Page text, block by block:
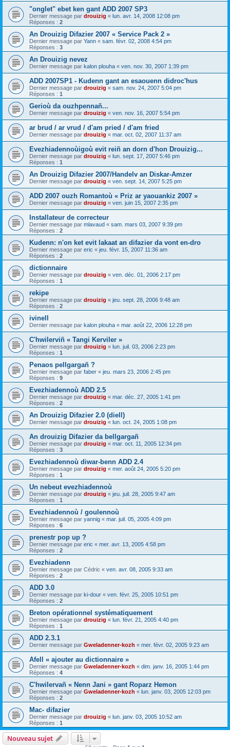
"onglet" ebet ken gant ADD 2007 SP3
Dernier message par drouizig « lun. avr. 14, 2008 12:08 pm
Réponses : 2
An Drouizig Difazier 2007 « Service Pack 2 »
Dernier message par Yann « sam. févr. 02, 2008 4:54 pm
Réponses : 3
An Drouizig nevez
Dernier message par kalon plouha « ven. nov. 30, 2007 1:39 pm
ADD 2007SP1 - Kudenn gant an esaouenn didroc'hus
Dernier message par drouizig « sam. nov. 24, 2007 5:04 pm
Réponses : 1
Gerioù da ouzhpennañ...
Dernier message par drouizig « ven. nov. 16, 2007 5:54 pm
ar brud / ar vrud / d'am pried / d'am fried
Dernier message par drouizig « mar. oct. 02, 2007 11:37 am
Evezhiadennoùigoù evit reiñ an dorn d'hon Drouizig...
Dernier message par drouizig « lun. sept. 17, 2007 5:46 pm
Réponses : 1
An Drouizig Difazier 2007/Handelv an Diskar-Amzer
Dernier message par drouizig « ven. sept. 14, 2007 5:25 pm
ADD 2007 ouzh Romantoù « Priz ar yaouankiz 2007 »
Dernier message par drouizig « ven. juin 15, 2007 2:35 pm
Installateur de correcteur
Dernier message par mlavaud « sam. mars 03, 2007 9:39 pm
Réponses : 2
Kudenn: n'on ket evit lakaat an difazier da vont en-dro
Dernier message par eric « jeu. févr. 15, 2007 11:36 am
Réponses : 2
dictionnaire
Dernier message par drouizig « ven. déc. 01, 2006 2:17 pm
Réponses : 1
rekipe
Dernier message par drouizig « jeu. sept. 28, 2006 9:48 am
Réponses : 2
ivinell
Dernier message par kalon plouha « mar. août 22, 2006 12:28 pm
C'hwilerviñ « Tangi Kerviler »
Dernier message par drouizig « lun. juil. 03, 2006 2:23 pm
Réponses : 1
Penaos pellgargañ ?
Dernier message par faber « jeu. mars 23, 2006 2:45 pm
Réponses : 9
Evezhiadennoù ADD 2.5
Dernier message par drouizig « mar. déc. 27, 2005 1:41 pm
Réponses : 2
An Drouizig Difazier 2.0 (diell)
Dernier message par drouizig « lun. oct. 24, 2005 1:08 pm
An drouizig Difazier da bellgargañ
Dernier message par drouizig « mar. oct. 11, 2005 12:34 pm
Réponses : 3
Evezhiadennoù diwar-benn ADD 2.4
Dernier message par drouizig « mer. août 24, 2005 5:20 pm
Réponses : 1
Un nebeut evezhiadennoù
Dernier message par drouizig « jeu. juil. 28, 2005 9:47 am
Réponses : 1
Evezhiadennoù / goulennoù
Dernier message par yannig « mar. juil. 05, 2005 4:09 pm
Réponses : 6
prenestr pop up ?
Dernier message par eric « mer. avr. 13, 2005 4:58 pm
Réponses : 2
Evezhiadenn
Dernier message par Cédric « ven. avr. 08, 2005 9:33 am
Réponses : 2
ADD 3.0
Dernier message par ki-dour « ven. févr. 25, 2005 10:51 pm
Réponses : 2
Breton opérationnel systématiquement
Dernier message par drouizig « lun. févr. 21, 2005 4:40 pm
Réponses : 1
ADD 2.3.1
Dernier message par Gweladenner-kozh « mer. févr. 02, 2005 9:23 am
Afell « ajouter au dictionnaire »
Dernier message par Gweladenner-kozh « dim. janv. 16, 2005 1:44 pm
Réponses : 4
C'hwilervañ « Nenn Jani » gant Roparz Hemon
Dernier message par Gweladenner-kozh « lun. janv. 03, 2005 12:03 pm
Réponses : 2
Mac- difazier
Dernier message par drouizig « lun. janv. 03, 2005 10:52 am
Réponses : 1
Nouveau sujet